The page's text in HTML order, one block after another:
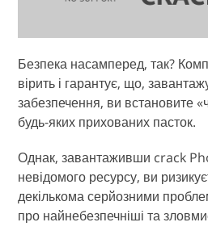
Безпека насамперед, так?
вірить і гарантує, що,
забезпечення, ви встановите
будь-яких прихованих пасток.
Однак, завантаживши crack
невідомого ресурсу, ви
декількома серйозними
про найнебезпечніші та